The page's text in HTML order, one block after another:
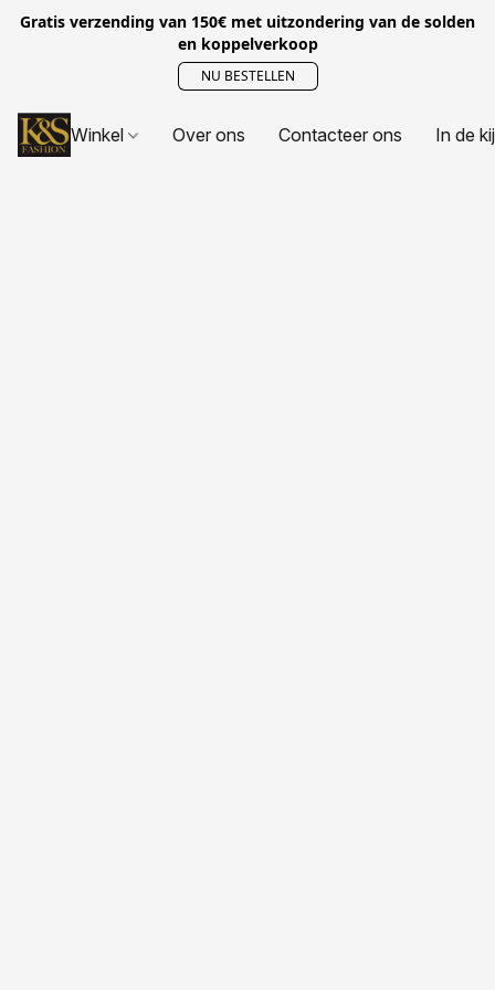
Gratis verzending van 150€ met uitzondering van de solden
en koppelverkoop
NU BESTELLEN
Winkel Over ons Contacteer ons In de